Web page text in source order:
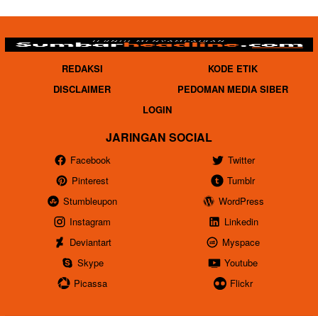
REDAKSI
KODE ETIK
DISCLAIMER
PEDOMAN MEDIA SIBER
LOGIN
JARINGAN SOCIAL
Facebook
Twitter
Pinterest
Tumblr
Stumbleupon
WordPress
Instagram
Linkedin
Deviantart
Myspace
Skype
Youtube
Picassa
Flickr